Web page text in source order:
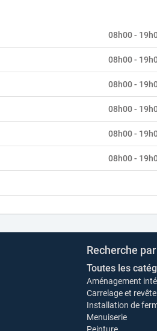
08h00 -
08h00 -
08h00 -
08h00 -
08h00 -
08h00 -
Recherche
Toutes les
Aménagement
Carrelage et
Installation de
Menuiserie